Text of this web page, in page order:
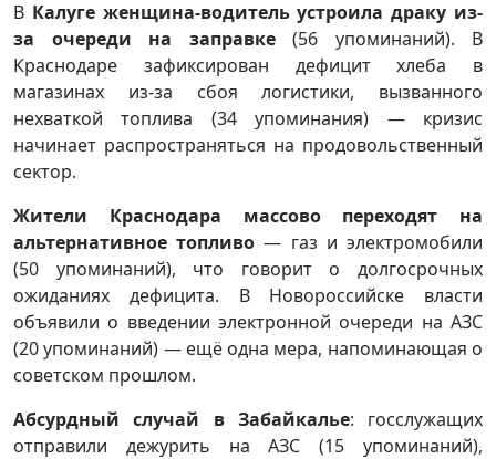
В Калуге женщина-водитель устроила драку из-
за очереди на заправке(56 упоминаний). В
Краснодаре зафиксирован дефицит хлеба в
магазинах из-за сбоя логистики, вызванного
нехваткой топлива (34 упоминания) — кризис
начинает распространяться на продовольственный
сектор.
Жители Краснодара массово переходят на
альтернативное топливо — газ и электромобили
(50 упоминаний), что говорит о долгосрочных
ожиданиях дефицита. В Новороссийске власти
объявили о введении электронной очереди на АЗС
(20 упоминаний) — ещё одна мера, напоминающая о
советском прошлом.
Абсурдный случай в Забайкалье: госслужащих
отправили дежурить на АЗС (15 упоминаний),